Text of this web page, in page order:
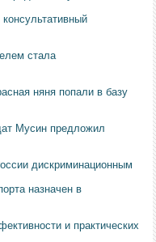
стала
няня попали в базу
Мусин предложил
дискриминационным
назначен в
и практических